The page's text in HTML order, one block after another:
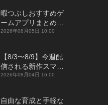
暇つぶしおすすめゲ
ームアプリまとめ｜
オフライン対応あり
2026年08月05日 10:00
【8/3〜8/9】今週配
信される新作スマホ
ゲームをまとめてお
2026年08月04日 16:00
自由な育成と手軽な